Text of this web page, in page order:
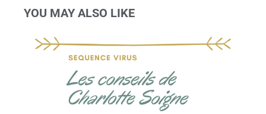
YOU MAY ALSO LIKE